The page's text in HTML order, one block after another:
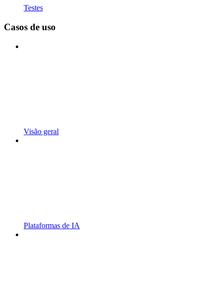
Testes
Casos de uso
Visão geral
Plataformas de IA